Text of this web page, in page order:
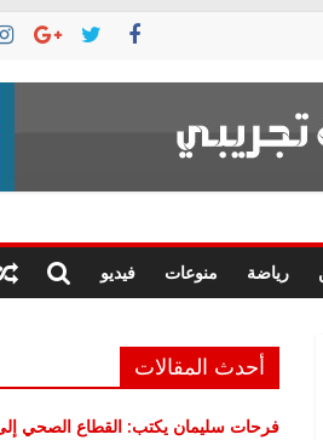
رياضة منوعات فيديو
أحدث المقالات
فرحات سليمان يكتب: القطاع الصحي